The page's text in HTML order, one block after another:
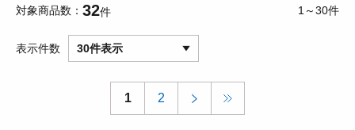
対象商品数 32件 1～30件
表示件数 30件表示
1 2